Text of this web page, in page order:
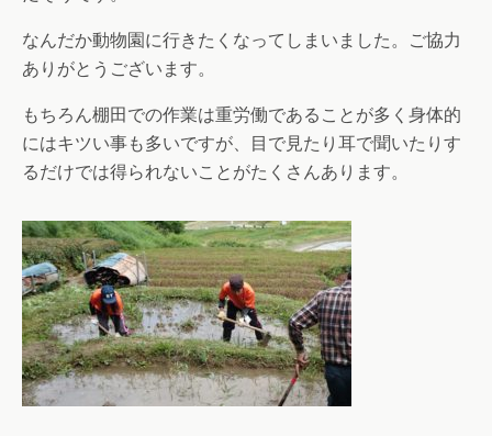
なんだか動物園に行きたくなってしまいました。ご協力
ありがとうございます。
もちろん棚田での作業は重労働であることが多く身体的
にはキツい事も多いですが、目で見たり耳で聞いたりす
るだけでは得られないことがたくさんあります。